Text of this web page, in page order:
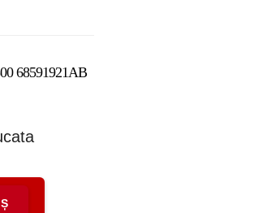
68591921AB
a fost:
curent
lei.